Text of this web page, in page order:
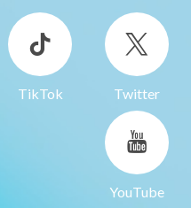
TikTok Twitter
YouTube